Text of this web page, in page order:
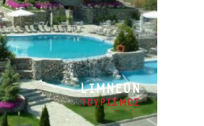
LIMNEON
ΤΟΥΡΙΣΜΟΣ